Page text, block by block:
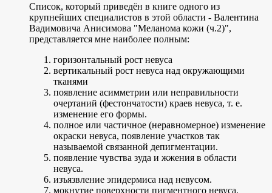
Список, который приведён в книге одного из
крупнейших специалистов в этой области - Валентина
Вадимовича Анисимова "Меланома кожи (ч.2)",
представляется мне наиболее полным:
горизонтальный рост невуса
вертикальный рост невуса над окружающими
тканями
появление асимметрии или неправильности
очертаний (фестончатости) краев невуса, т. е.
изменение его формы.
полное или частичное (неравномерное) изменение
окраски невуса, появление участков так
называемой связанной депигментации.
появление чувства зуда и жжения в области
невуса.
изъязвление эпидермиса над невусом.
мокнутие поверхности пигментного невуса.